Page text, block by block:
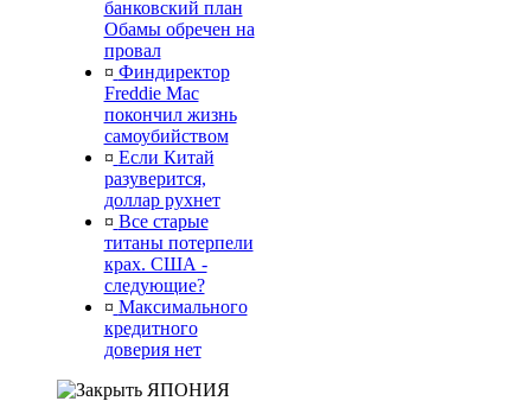
банковский план
Обамы обречен на
провал
¤ Финдиректор
Freddie Mac
покончил жизнь
самоубийством
¤ Если Китай
разуверится,
доллар рухнет
¤ Все старые
титаны потерпели
крах. США -
следующие?
¤ Максимального
кредитного
доверия нет
ЯПОНИЯ